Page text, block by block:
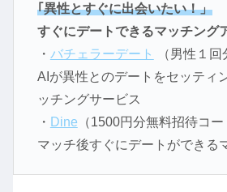
｢異性とすぐに出会いたい！」
すぐにデートできるマッチング
・ バチェラーデート
（男性１回
AIが異性とのデートをセッティ
ッチングサービス
・ Dine （1500円分無料招待コ
マッチ後すぐにデートができる